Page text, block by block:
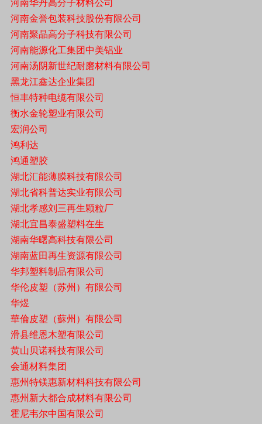
河南华丹高分子材料公司
河南金誉包装科技股份有限公司
河南聚晶高分子科技有限公司
河南能源化工集团中美铝业
河南汤阴新世纪耐磨材料有限公司
黑龙江鑫达企业集团
恒丰特种电缆有限公司
衡水金轮塑业有限公司
宏润公司
鸿利达
鸿通塑胶
湖北汇能薄膜科技有限公司
湖北省科普达实业有限公司
湖北孝感刘三再生颗粒厂
湖北宜昌泰盛塑料在生
湖南华曙高科技有限公司
湖南蓝田再生资源有限公司
华邦塑料制品有限公司
华伦皮塑（苏州）有限公司
华煜
華倫皮塑（蘇州）有限公司
滑县维恩木塑有限公司
黄山贝诺科技有限公司
会通材料集团
惠州特镁惠新材料科技有限公司
惠州新大都合成材料有限公司
霍尼韦尔中国有限公司